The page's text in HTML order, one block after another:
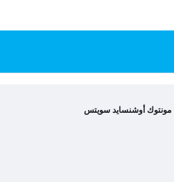
مونتوك أوشنسايد سويتس